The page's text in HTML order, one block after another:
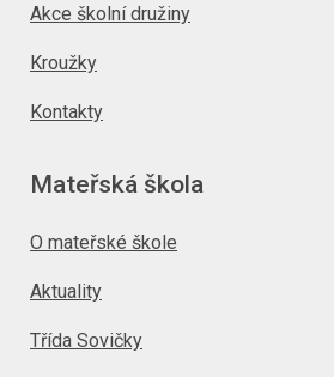
Akce školní družiny
Kroužky
Kontakty
Mateřská škola
O mateřské škole
Aktuality
Třída Sovičky